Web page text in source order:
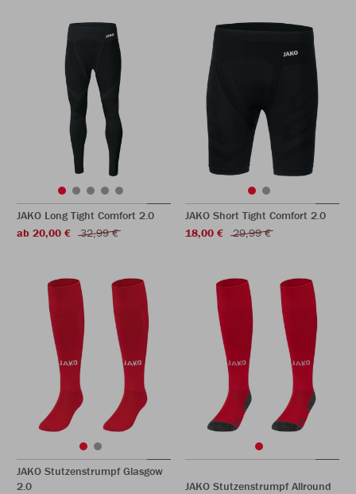
JAKO Long Tight Comfort 2.0
ab 20,00 €
32,99 €
JAKO Short Tight Comfort 2.0
18,00 €
29,99 €
JAKO Stutzenstrumpf Glasgow
2.0
JAKO Stutzenstrumpf Allround